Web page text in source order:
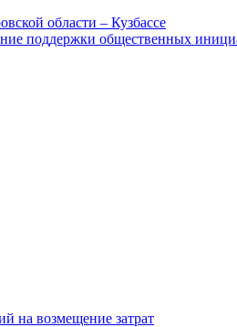
области – Кузбассе
поддержки общественных
на возмещение затрат